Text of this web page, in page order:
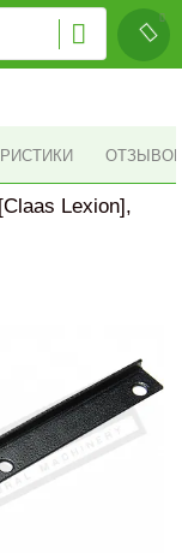
ОТЗЫВОВ
Lexion],